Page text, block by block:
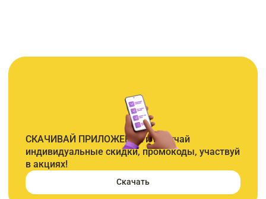
СКАЧИВАЙ ПРИЛОЖЕНИЕ и получай
индивидуальные скидки, промокоды, участвуй
в акциях!
Скачать